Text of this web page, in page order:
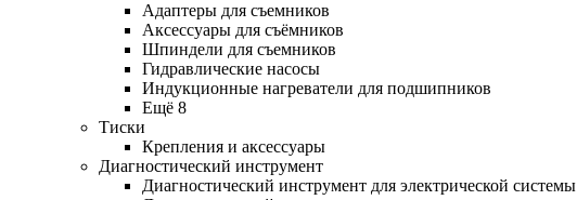
Адаптеры для съемников
Аксессуары для съёмников
Шпиндели для съемников
Гидравлические насосы
Индукционные нагреватели для подшипников
Ещё 8
Тиски
Крепления и аксессуары
Диагностический инструмент
Диагностический инструмент для электрической системы